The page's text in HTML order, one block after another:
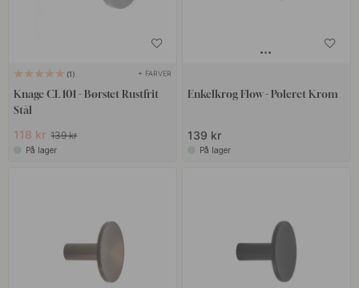
1 + FARVER
Knage CL 101 - Børstet Rustfrit
Stål
118 kr 139 kr
På lager
Enkelkrog Flow - Poleret Krom
139 kr
På lager